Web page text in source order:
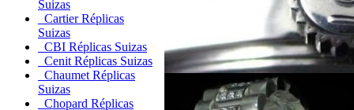
Suizas
Cartier Réplicas
Suizas
CBI Réplicas Suizas
Cenit Réplicas Suizas
Chaumet Réplicas
Suizas
Chopard Réplicas